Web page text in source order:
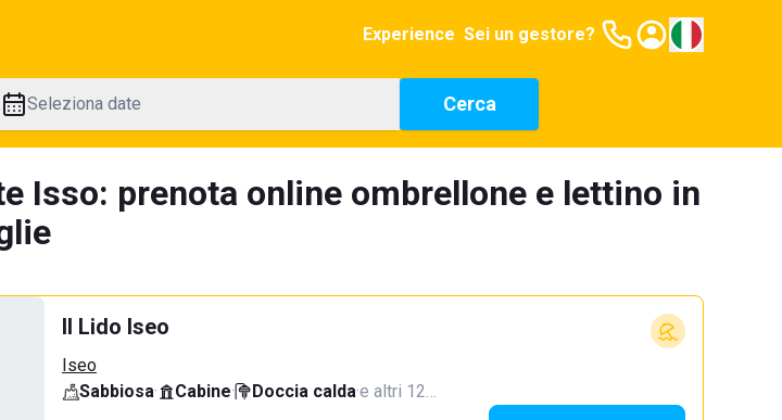
Experience Sei un gestore?
Seleziona date Cerca
Isso: prenota online ombrellone e lettino in
Il Lido Iseo
Iseo
Sabbiosa· Cabine· Doccia calda·e altri 12…